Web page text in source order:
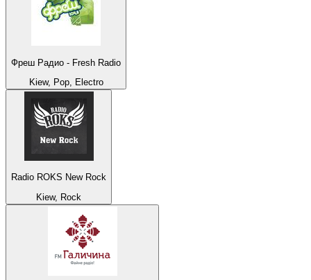
Фреш Радио - Fresh Radio
Kiew, Pop, Electro
Radio ROKS New Rock
Kiew, Rock